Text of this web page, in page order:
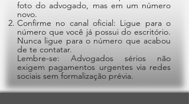
foto do advogado, mas em um número
novo.
Confirme no canal oficial: Ligue para o
número que você já possui do escritório.
Nunca ligue para o número que acabou
de te contatar.
Lembre-se: Advogados sérios não
exigem pagamentos urgentes via redes
sociais sem formalização prévia.